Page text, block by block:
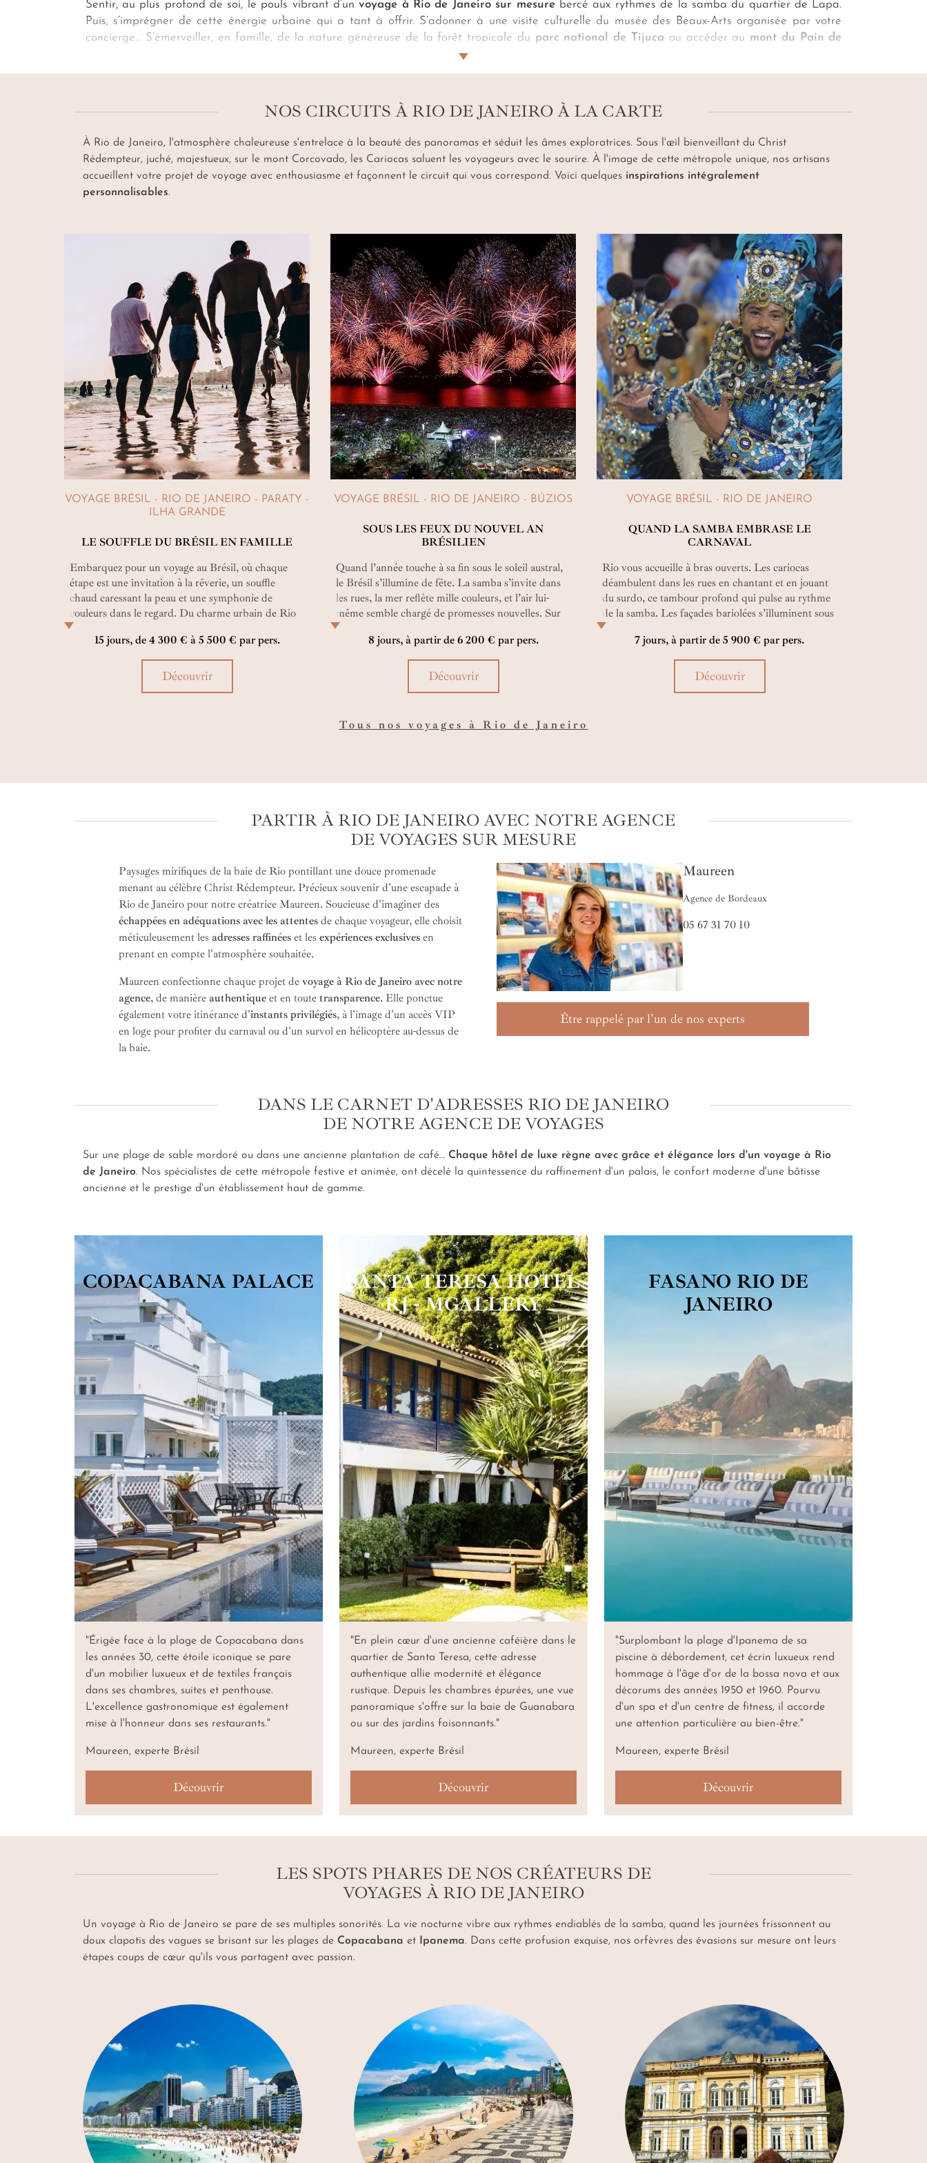
Sentir, au plus profond de soi, le pouls vibrant d’unvoyage à Rio de Janeiro sur mesurebercé aux rythmes de la samba du quartier de Lapa.
Puis, s’imprégner de cette énergie urbaine qui a tant à offrir. S’adonner à une visite culturelle du musée des Beaux-Arts organisée par votre
concierge… S’émerveiller, en famille, de la nature généreuse de la forêt tropicale du parc national de Tijuca ou accéder au mont du Pain de
en téléphérique… Et admirer le célèbre Christ Rédempteur, gardien silencieux du
NOS CIRCUITS À RIO DE JANEIRO À LA CARTE
À Rio de Janeiro, l'atmosphère chaleureuse s'entrelace à la beauté des panoramas et séduit les âmes exploratrices. Sous l'œil bienveillant du Christ
Rédempteur, juché, majestueux, sur le mont Corcovado, les Cariocas saluent les voyageurs avec le sourire. À l'image de cette métropole unique, nos artisans
accueillent votre projet de voyage avec enthousiasme et façonnent le circuit qui vous correspond. Voici quelques inspirations intégralement
personnalisables.
VOYAGE BRÉSIL - RIO DE JANEIRO - PARATY -
ILHA GRANDE
LE SOUFFLE DU BRÉSIL EN FAMILLE
Embarquez pour un voyage au Brésil, où chaque
étape est une invitation à la rêverie, un souffle
chaud caressant la peau et une symphonie de
couleurs dans le regard. Du charme urbain de Rio
aux trésors préservés d’Ilha Grande, laissez-vous
porter par une aventure riche en émotions, saveurs
et paysages enchanteurs.
15 jours, de 4 300 € à 5 500 € par pers.
Découvrir
VOYAGE BRÉSIL - RIO DE JANEIRO - BÚZIOS
SOUS LES FEUX DU NOUVEL AN
BRÉSILIEN
Quand l’année touche à sa fin sous le soleil austral,
le Brésil s’illumine de fête. La samba s’invite dans
les rues, la mer reflète mille couleurs, et l’air lui-
même semble chargé de promesses nouvelles. Sur
les plages dorées de Rio, chaque instant se
transforme en célébration, et les premiers jours de
l’année s’écrivent comme une parenthèse tropicale,
rythmée par les sourires, la mer et la joie de se
8 jours, à partir de 6 200 € par pers.
Découvrir
VOYAGE BRÉSIL - RIO DE JANEIRO
QUAND LA SAMBA EMBRASE LE
CARNAVAL
Rio vous accueille à bras ouverts. Les cariocas
déambulent dans les rues en chantant et en jouant
du surdo, ce tambour profond qui pulse au rythme
de la samba. Les façades bariolées s’illuminent sous
le soleil, les senteurs de street food éveillent vos
sens, et chaque ruelle invite à danser, à sourire, à
vivre intensément. Plus qu’une fête, le carnaval
vous prend, vous emporte, et vous laisse des
souvenirs qui vibrent longtemps après votre départ.
7 jours, à partir de 5 900 € par pers.
Découvrir
Tous nos voyages à Rio de Janeiro
PARTIR À RIO DE JANEIRO AVEC NOTRE AGENCE
DE VOYAGES SUR MESURE
Paysages mirifiques de la baie de Rio pontillant une douce promenade
menant au célèbre Christ Rédempteur. Précieux souvenir d'une escapade à
Rio de Janeiro pour notre créatrice Maureen. Soucieuse d'imaginer des
échappées en adéquations avec les attentesde chaque voyageur, elle choisit
méticuleusement les adresses raffinéeset les expériences exclusivesen
prenant en compte l'atmosphère souhaitée.
Maureen confectionne chaque projet de voyage à Rio de Janeiro avec notre
agence, de manière authentiqueet en toute transparence. Elle ponctue
également votre itinérance d'instants privilégiés, à l'image d'un accès VIP
en loge pour profiter du carnaval ou d'un survol en hélicoptère au-dessus de
la baie.
Maureen
Agence de Bordeaux
05 67 31 70 10
Être rappelé par l'un de nos experts
DANS LE CARNET D'ADRESSES RIO DE JANEIRO
DE NOTRE AGENCE DE VOYAGES
Sur une plage de sable mordoré ou dans une ancienne plantation de café… Chaque hôtel de luxe règne avec grâce et élégance lors d'un voyage à Rio
de Janeiro. Nos spécialistes de cette métropole festive et animée, ont décelé la quintessence du raffinement d'un palais, le confort moderne d'une bâtisse
ancienne et le prestige d'un établissement haut de gamme.
COPACABANA PALACE
"Érigée face à la plage de Copacabana dans
les années 30, cette étoile iconique se pare
d'un mobilier luxueux et de textiles français
dans ses chambres, suites et penthouse.
L'excellence gastronomique est également
mise à l'honneur dans ses restaurants."
Maureen, experte Brésil
Découvrir
SANTA TERESA HOTEL
RJ - MGALLERY
"En plein cœur d'une ancienne caféière dans le
quartier de Santa Teresa, cette adresse
authentique allie modernité et élégance
rustique. Depuis les chambres épurées, une vue
panoramique s'offre sur la baie de Guanabara
ou sur des jardins foisonnants."
Maureen, experte Brésil
Découvrir
FASANO RIO DE
JANEIRO
"Surplombant la plage d'Ipanema de sa
piscine à débordement, cet écrin luxueux rend
hommage à l'âge d'or de la bossa nova et aux
décorums des années 1950 et 1960. Pourvu
d'un spa et d'un centre de fitness, il accorde
une attention particulière au bien-être."
Maureen, experte Brésil
Découvrir
LES SPOTS PHARES DE NOS CRÉATEURS DE
VOYAGES À RIO DE JANEIRO
Un voyage à Rio de Janeiro se pare de ses multiples sonorités. La vie nocturne vibre aux rythmes endiablés de la samba, quand les journées frissonnent au
doux clapotis des vagues se brisant sur les plages de Copacabana et Ipanema. Dans cette profusion exquise, nos orfèvres des évasions sur mesure ont leurs
étapes coups de cœur qu'ils vous partagent avec passion.